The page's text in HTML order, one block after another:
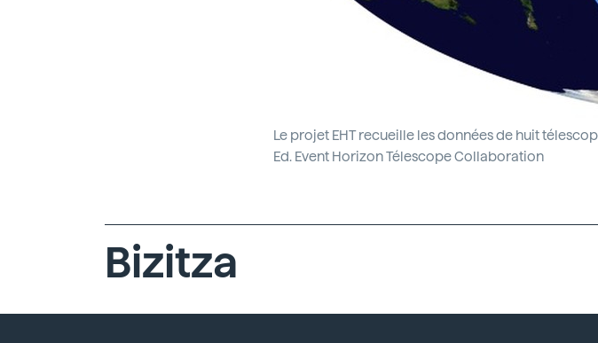
Le projet EHT recueille les données de huit
Ed. Event Horizon Télescope Collaboration
Bizitza